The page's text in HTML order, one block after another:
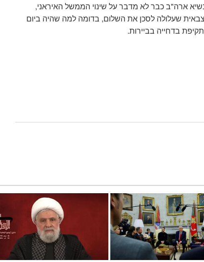
ארה"ב כבר לא מדבר על שינוי הממשל האיראני,
שעלולה לסכן את השלום, בדומה למה שהיה ביום
בדחייה בביירות.